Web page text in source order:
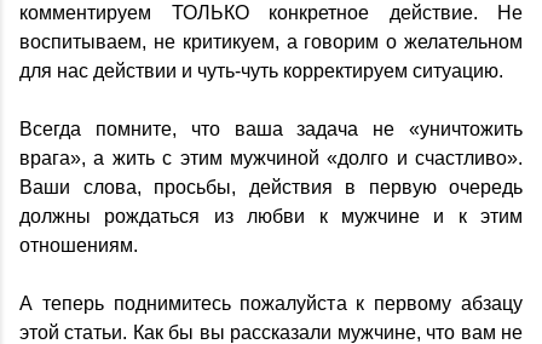
комментируем ТОЛЬКО конкретное действие. Не
воспитываем, не критикуем, а говорим о желательном
для нас действии и чуть-чуть корректируем ситуацию.
Всегда помните, что ваша задача не «уничтожить
врага», а жить с этим мужчиной «долго и счастливо».
Ваши слова, просьбы, действия в первую очередь
должны рождаться из любви к мужчине и к этим
отношениям.
А теперь поднимитесь пожалуйста к первому абзацу
этой статьи. Как бы вы рассказали мужчине, что вам не